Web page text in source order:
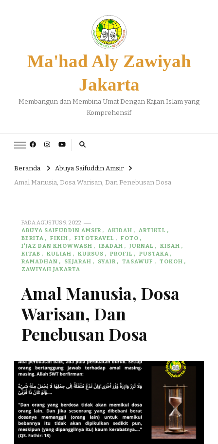
Ma'had Aly Zawiyah
Jakarta
Membangun dan Membina Umat Dengan Kajian Islam yang
Komprehensif
Beranda
Abuya Saifuddin Amsir
Amal Manusia, Dosa Warisan, Dan Penebusan Dosa
PADAAGUSTUS 9, 2022
ABUYA SAIFUDDIN AMSIR
AKIDAH
ARTIKEL
BERITA
FIKIH FITOTRAVEL
FOTO
I'JAZ DAN KHOWWASH
IBADAH JURNAL
KISAH
KITAB
KULIAH KURSUS PROFIL
PUSTAKA
RAMADHAN
SEJARAH SYAIR TASAWUF
TOKOH
ZAWIYAH JAKARTA
Amal Manusia, Dosa
Warisan, Dan
Penebusan Dosa